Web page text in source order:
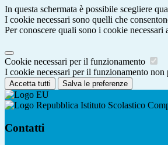
In questa schermata è possibile scegliere
I cookie necessari sono quelli che
Per conoscere quali sono i cookie
Cookie necessari per il funzionamento
I cookie necessari per il funzionamento
Accetta tutti Salva le preferenze
Istituto Scolastico
Contatti